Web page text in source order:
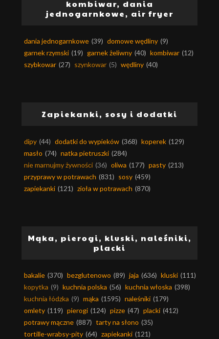
kombiwar, dania
jednogarnkowe, air fryer
dania jednogarnkowe (39) domowe wędliny (9)
garnek rzymski (19) garnek żeliwny (40) kombiwar (12)
szybkowar (27) szynkowar (5) wędliny (40)
Zapiekanki, sosy i dodatki
dipy (44) dodatki do wypieków (368) koperek (129)
masło (74) natka pietruszki (284)
nie marnujmy żywności (36) oliwa (177) pasty (213)
przyprawy w potrawach (831) sosy (459)
zapiekanki (121) zioła w potrawach (870)
Mąka, pierogi, kluski, naleśniki,
placki
bakalie (370) bezglutenowo (89) jaja (636) kluski (111)
kopytka (9) kuchnia polska (56) kuchnia włoska (398)
kuchnia łódzka (9) mąka (1595) naleśniki (179)
omlety (119) pierogi (124) pizze (47) placki (412)
potrawy mączne (887) tarty na słono (35)
tortille-wrabsy-pity (64) zapiekanki (121)